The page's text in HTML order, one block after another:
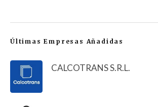
Últimas Empresas Añadidas
CALCOTRANS S.R.L.